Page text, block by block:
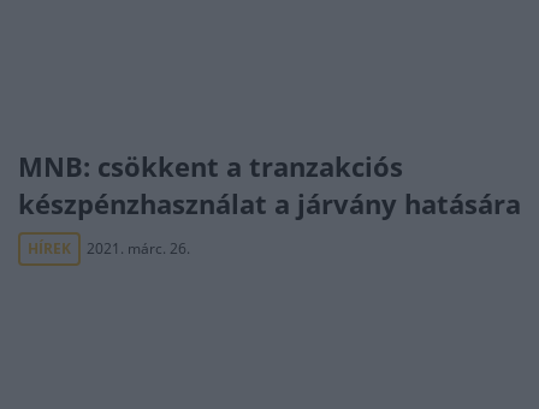
MNB: csökkent a tranzakciós
készpénzhasználat a járvány hatására
HÍREK 2021. márc. 26.